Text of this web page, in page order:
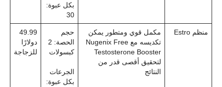
بكل عبوة:
30
منظم Estro
مكمل قوي ومتطور يمكن
تكديسه مع Nugenix Free
Testosterone Booster
لتحقيق أقصى قدر من
النتائج
حجم
الحصة: 2
كبسولات
الجرعات
بكل عبوة:
49.99
دولارًا
للزجاجة